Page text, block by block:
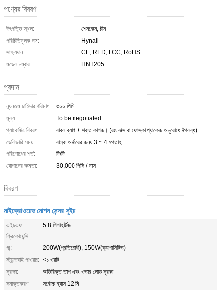
পণ্যের বিবরণ
উৎপত্তি স্থল:
শেনঝেন, চীন
পরিচিতিমুলক নাম:
Hynall
সাক্ষ্যদান:
CE, RED, FCC, RoHS
মডেল নম্বার:
HNT205
প্রদান
ন্যূনতম চাহিদার পরিমাণ:
৩০০ পিসি
মূল্য:
To be negotiated
প্যাকেজিং বিবরণ:
বাবল ব্যাগ + শক্ত কাগজ। (রঙ বাক্স বা ফোস্কা প্যাকেজ অনুরোধে উপলব্ধ)
ডেলিভারি সময়:
বাল্ক অর্ডারের জন্য 3 ~ 4 সপ্তাহ
পরিশোধের শর্ত:
টি/টি
যোগানের ক্ষমতা:
30,000 পিসি / মাস
বিবরণ
মাইক্রোওয়েভ মোশন সেন্সর সুইচ
এইচএফ
ফ্রিকোয়েন্সি:
5.8 গিগাহার্টজ
গ্ম:
200W(প্রতিরোধী), 150W(ক্যাপাসিটিভ)
স্ট্যান্ডবাই পাওয়ার: <১ ওয়াট
সুরক্ষা:
অতিরিক্ত তাপ এবং ওভার লোড সুরক্ষা
সনাক্তকরণ
সর্বোচ্চ ব্যাস 12 মি